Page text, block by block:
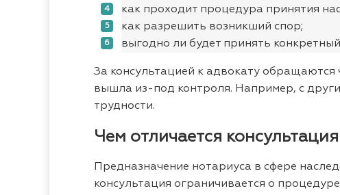
как проходит процедура принятия
как разрешить возникший спор;
выгодно ли будет принять
За консультацией к адвокату обращаются
вышла из-под контроля. Например, с
трудности.
Чем отличается
Предназначение нотариуса в сфере
консультация ограничивается о